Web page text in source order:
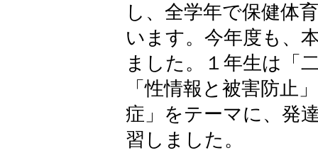
し、全学年で保健体
います。今年度も、
ました。１年生は「
「性情報と被害防止
症」をテーマに、発
習しました。